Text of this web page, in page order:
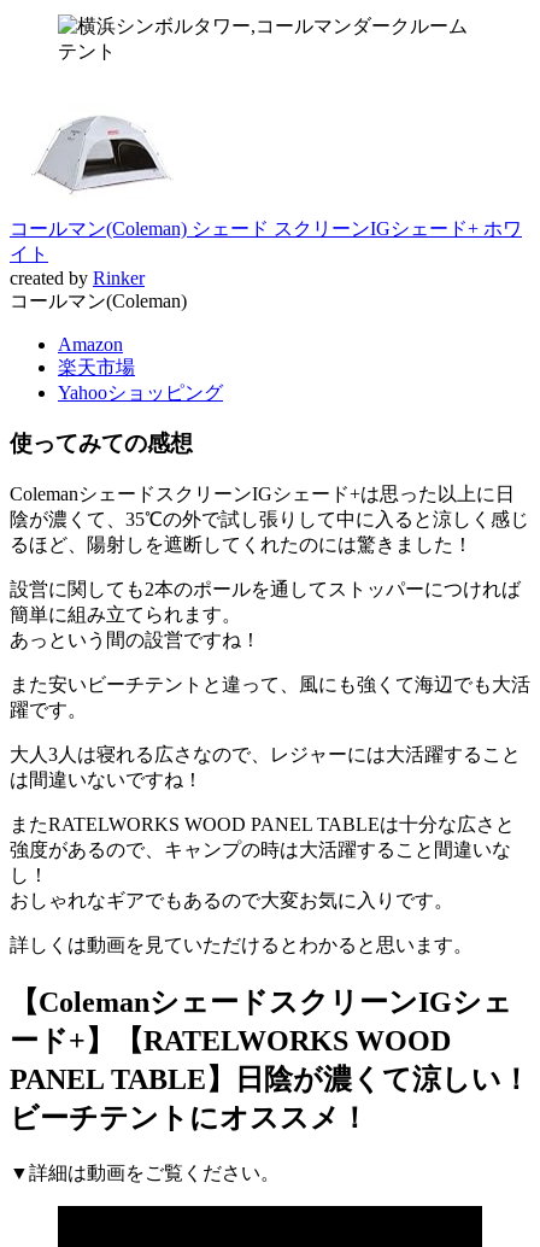
コールマン(Coleman) シェード スクリーンIGシェード+ ホワ
イト
created by Rinker
コールマン(Coleman)
Amazon
楽天市場
Yahooショッピング
使ってみての感想
ColemanシェードスクリーンIGシェード+は思った以上に日
陰が濃くて、35℃の外で試し張りして中に入ると涼しく感じ
るほど、陽射しを遮断してくれたのには驚きました！
設営に関しても2本のポールを通してストッパーにつければ
簡単に組み立てられます。
あっという間の設営ですね！
また安いビーチテントと違って、風にも強くて海辺でも大活
躍です。
大人3人は寝れる広さなので、レジャーには大活躍すること
は間違いないですね！
またRATELWORKS WOOD PANEL TABLEは十分な広さと
強度があるので、キャンプの時は大活躍すること間違いな
し！
おしゃれなギアでもあるので大変お気に入りです。
詳しくは動画を見ていただけるとわかると思います。
【ColemanシェードスクリーンIGシェ
ード+】【RATELWORKS WOOD
PANEL TABLE】日陰が濃くて涼しい！
ビーチテントにオススメ！
▼詳細は動画をご覧ください。